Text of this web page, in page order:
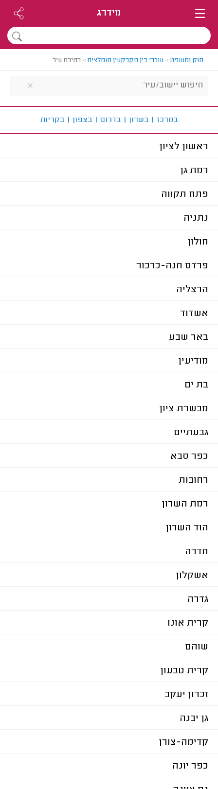
מידרג
חוק ומשפט > עורכי דין מקרקעין מומלצים> בחירת עיר
במרכז | בשרון | בדרום | בצפון | בקריות
ראשון לציון
רמת גן
פתח תקווה
נתניה
חולון
פרדס חנה-כרכור
הרצליה
אשדוד
באר שבע
מודיעין
בת ים
מבשרת ציון
גבעתיים
כפר סבא
רחובות
רמת השרון
הוד השרון
חדרה
אשקלון
גדרה
קרית אונו
שוהם
קרית טבעון
זכרון יעקב
גן יבנה
קדימה-צורן
כפר יונה